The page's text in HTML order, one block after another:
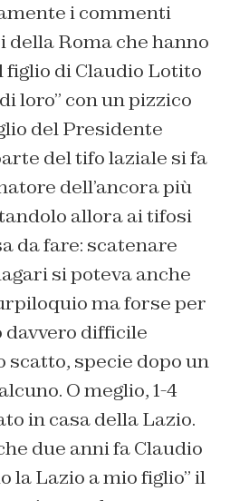
i commenti
Roma che hanno
di Claudio Lotito
loro” con un pizzico
del Presidente
del tifo laziale si fa
dell’ancora più
allora ai tifosi
da fare: scatenare
si poteva anche
ma forse per
difficile
scatto, specie dopo un
O meglio, 1-4
in casa della Lazio.
due anni fa Claudio
la Lazio a mio figlio” il